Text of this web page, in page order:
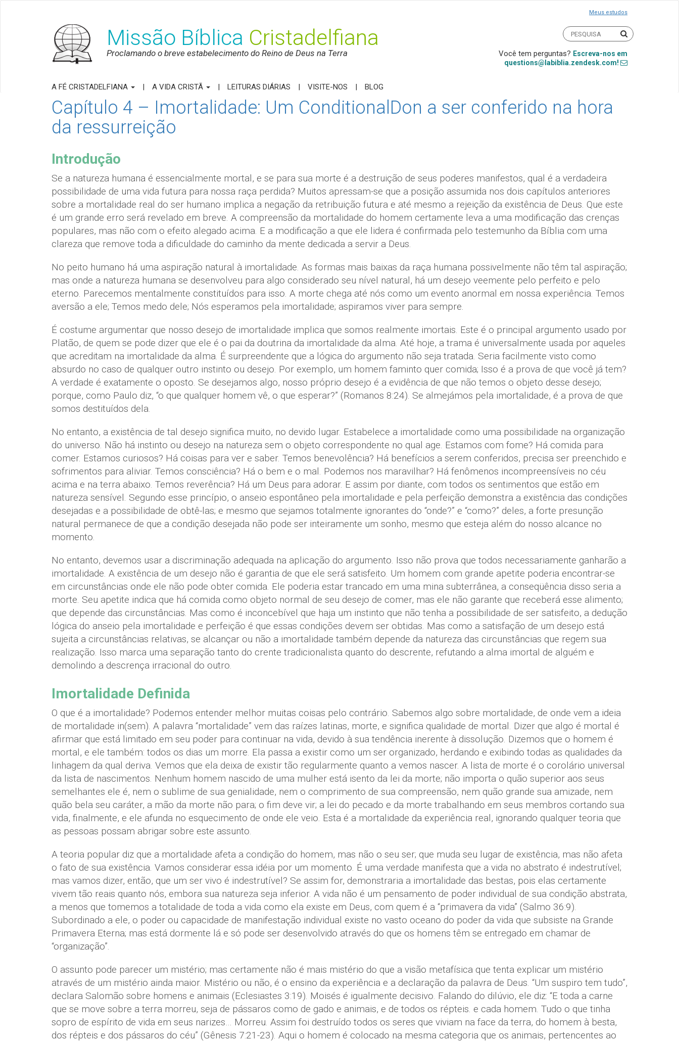
Missão Bíblica Cristadelfiana
Proclamando o breve estabelecimento do Reino de Deus na Terra
Meus estudos
Você tem perguntas? Escreva-nos em
questions@labiblia.zendesk.com!
A FÉ CRISTADELFIANA A VIDA CRISTÃ LEITURAS DIÁRIAS VISITE-NOS BLOG
Capítulo 4 – Imortalidade: Um ConditionalDon a ser conferido na hora
da ressurreição
Introdução
Se a natureza humana é essencialmente mortal, e se para sua morte é a destruição de seus poderes manifestos, qual é a verdadeira
possibilidade de uma vida futura para nossa raça perdida? Muitos apressam-se que a posição assumida nos dois capítulos anteriores
sobre a mortalidade real do ser humano implica a negação da retribuição futura e até mesmo a rejeição da existência de Deus. Que este
é um grande erro será revelado em breve. A compreensão da mortalidade do homem certamente leva a uma modificação das crenças
populares, mas não com o efeito alegado acima. E a modificação a que ele lidera é confirmada pelo testemunho da Bíblia com uma
clareza que remove toda a dificuldade do caminho da mente dedicada a servir a Deus.
No peito humano há uma aspiração natural à imortalidade. As formas mais baixas da raça humana possivelmente não têm tal aspiração;
mas onde a natureza humana se desenvolveu para algo considerado seu nível natural, há um desejo veemente pelo perfeito e pelo
eterno. Parecemos mentalmente constituídos para isso. A morte chega até nós como um evento anormal em nossa experiência. Temos
aversão a ele; Temos medo dele; Nós esperamos pela imortalidade; aspiramos viver para sempre.
É costume argumentar que nosso desejo de imortalidade implica que somos realmente imortais. Este é o principal argumento usado por
Platão, de quem se pode dizer que ele é o pai da doutrina da imortalidade da alma. Até hoje, a trama é universalmente usada por aqueles
que acreditam na imortalidade da alma. É surpreendente que a lógica do argumento não seja tratada. Seria facilmente visto como
absurdo no caso de qualquer outro instinto ou desejo. Por exemplo, um homem faminto quer comida; Isso é a prova de que você já tem?
A verdade é exatamente o oposto. Se desejamos algo, nosso próprio desejo é a evidência de que não temos o objeto desse desejo;
porque, como Paulo diz, “o que qualquer homem vê, o que esperar?” (Romanos 8:24). Se almejámos pela imortalidade, é a prova de que
somos destituídos dela.
No entanto, a existência de tal desejo significa muito, no devido lugar. Estabelece a imortalidade como uma possibilidade na organização
do universo. Não há instinto ou desejo na natureza sem o objeto correspondente no qual age. Estamos com fome? Há comida para
comer. Estamos curiosos? Há coisas para ver e saber. Temos benevolência? Há benefícios a serem conferidos, precisa ser preenchido e
sofrimentos para aliviar. Temos consciência? Há o bem e o mal. Podemos nos maravilhar? Há fenômenos incompreensíveis no céu
acima e na terra abaixo. Temos reverência? Há um Deus para adorar. E assim por diante, com todos os sentimentos que estão em
natureza sensível. Segundo esse princípio, o anseio espontâneo pela imortalidade e pela perfeição demonstra a existência das condições
desejadas e a possibilidade de obtê-las; e mesmo que sejamos totalmente ignorantes do “onde?” e “como?” deles, a forte presunção
natural permanece de que a condição desejada não pode ser inteiramente um sonho, mesmo que esteja além do nosso alcance no
momento.
No entanto, devemos usar a discriminação adequada na aplicação do argumento. Isso não prova que todos necessariamente ganharão a
imortalidade. A existência de um desejo não é garantia de que ele será satisfeito. Um homem com grande apetite poderia encontrar-se
em circunstâncias onde ele não pode obter comida. Ele poderia estar trancado em uma mina subterrânea, a conseqüência disso seria a
morte. Seu apetite indica que há comida como objeto normal de seu desejo de comer, mas ele não garante que receberá esse alimento;
que depende das circunstâncias. Mas como é inconcebível que haja um instinto que não tenha a possibilidade de ser satisfeito, a dedução
lógica do anseio pela imortalidade e perfeição é que essas condições devem ser obtidas. Mas como a satisfação de um desejo está
sujeita a circunstâncias relativas, se alcançar ou não a imortalidade também depende da natureza das circunstâncias que regem sua
realização. Isso marca uma separação tanto do crente tradicionalista quanto do descrente, refutando a alma imortal de alguém e
demolindo a descrença irracional do outro.
Imortalidade Definida
O que é a imortalidade? Podemos entender melhor muitas coisas pelo contrário. Sabemos algo sobre mortalidade, de onde vem a ideia
de mortalidade in(sem). A palavra “mortalidade” vem das raízes latinas, morte, e significa qualidade de mortal. Dizer que algo é mortal é
afirmar que está limitado em seu poder para continuar na vida, devido à sua tendência inerente à dissolução. Dizemos que o homem é
mortal, e ele também: todos os dias um morre. Ela passa a existir como um ser organizado, herdando e exibindo todas as qualidades da
linhagem da qual deriva. Vemos que ela deixa de existir tão regularmente quanto a vemos nascer. A lista de morte é o corolário universal
da lista de nascimentos. Nenhum homem nascido de uma mulher está isento da lei da morte; não importa o quão superior aos seus
semelhantes ele é, nem o sublime de sua genialidade, nem o comprimento de sua compreensão, nem quão grande sua amizade, nem
quão bela seu caráter, a mão da morte não para; o fim deve vir; a lei do pecado e da morte trabalhando em seus membros cortando sua
vida, finalmente, e ele afunda no esquecimento de onde ele veio. Esta é a mortalidade da experiência real, ignorando qualquer teoria que
as pessoas possam abrigar sobre este assunto.
A teoria popular diz que a mortalidade afeta a condição do homem, mas não o seu ser; que muda seu lugar de existência, mas não afeta
o fato de sua existência. Vamos considerar essa idéia por um momento. É uma verdade manifesta que a vida no abstrato é indestrutível;
mas vamos dizer, então, que um ser vivo é indestrutível? Se assim for, demonstraria a imortalidade das bestas, pois elas certamente
vivem tão reais quanto nós, embora sua natureza seja inferior. A vida não é um pensamento de poder individual de sua condição abstrata,
a menos que tomemos a totalidade de toda a vida como ela existe em Deus, com quem é a “primavera da vida” (Salmo 36:9).
Subordinado a ele, o poder ou capacidade de manifestação individual existe no vasto oceano do poder da vida que subsiste na Grande
Primavera Eterna; mas está dormente lá e só pode ser desenvolvido através do que os homens têm se entregado em chamar de
“organização”.
O assunto pode parecer um mistério; mas certamente não é mais mistério do que a visão metafísica que tenta explicar um mistério
através de um mistério ainda maior. Mistério ou não, é o ensino da experiência e a declaração da palavra de Deus. “Um suspiro tem tudo”,
declara Salomão sobre homens e animais (Eclesiastes 3:19). Moisés é igualmente decisivo. Falando do dilúvio, ele diz: “E toda a carne
que se move sobre a terra morreu, seja de pássaros como de gado e animais, e de todos os répteis. e cada homem. Tudo o que tinha
sopro de espírito de vida em seus narizes… Morreu. Assim foi destruído todos os seres que viviam na face da terra, do homem à besta,
dos répteis e dos pássaros do céu” (Gênesis 7:21-23). Aqui o homem é colocado na mesma categoria que os animais, pertencentes ao